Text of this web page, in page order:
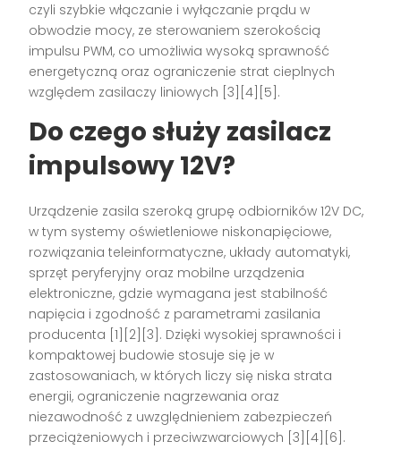
czyli szybkie włączanie i wyłączanie prądu w
obwodzie mocy, ze sterowaniem szerokością
impulsu PWM, co umożliwia wysoką sprawność
energetyczną oraz ograniczenie strat cieplnych
względem zasilaczy liniowych [3][4][5].
Do czego służy zasilacz
impulsowy 12V?
Urządzenie zasila szeroką grupę odbiorników 12V DC,
w tym systemy oświetleniowe niskonapięciowe,
rozwiązania teleinformatyczne, układy automatyki,
sprzęt peryferyjny oraz mobilne urządzenia
elektroniczne, gdzie wymagana jest stabilność
napięcia i zgodność z parametrami zasilania
producenta [1][2][3]. Dzięki wysokiej sprawności i
kompaktowej budowie stosuje się je w
zastosowaniach, w których liczy się niska strata
energii, ograniczenie nagrzewania oraz
niezawodność z uwzględnieniem zabezpieczeń
przeciążeniowych i przeciwzwarciowych [3][4][6].